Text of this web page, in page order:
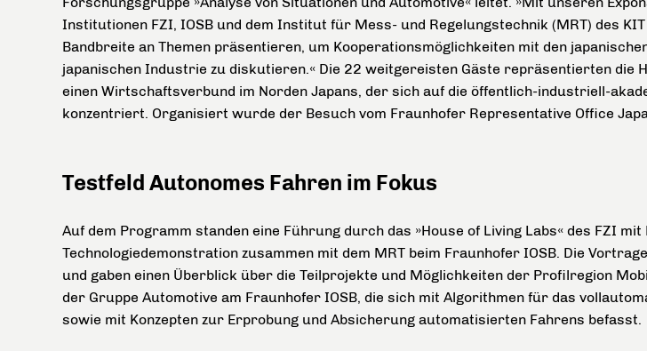
Institutionen FZI, IOSB und dem Institut für Mess- und Regelungstechnik (MRT) des
Bandbreite an Themen präsentieren, um Kooperationsmöglichkeiten mit den
japanischen Industrie zu diskutieren.« Die 22 weitgereisten Gäste repräsentierten die
einen Wirtschaftsverbund im Norden Japans, der sich auf die öffentlich-industriell-
konzentriert. Organisiert wurde der Besuch vom Fraunhofer Representative Office
Testfeld Autonomes Fahren im Fokus
Auf dem Programm standen eine Führung durch das »House of Living Labs« des FZI
Technologiedemonstration zusammen mit dem MRT beim Fraunhofer IOSB. Die
und gaben einen Überblick über die Teilprojekte und Möglichkeiten der Profilregion
der Gruppe Automotive am Fraunhofer IOSB, die sich mit Algorithmen für das
sowie mit Konzepten zur Erprobung und Absicherung automatisierten Fahrens befasst.